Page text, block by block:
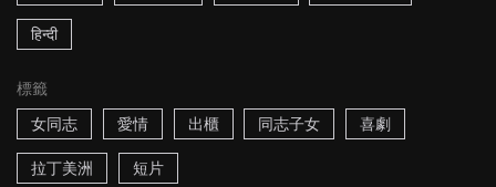
हिन्दी
標籤
女同志
愛情 出櫃 同志子女 喜劇
拉丁美洲 短片